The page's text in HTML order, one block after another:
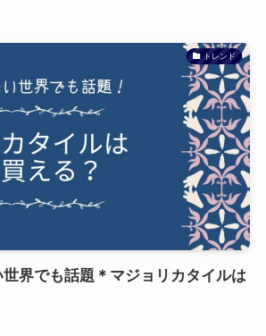
トレンド
界でも話題＊マジョリカタイルは